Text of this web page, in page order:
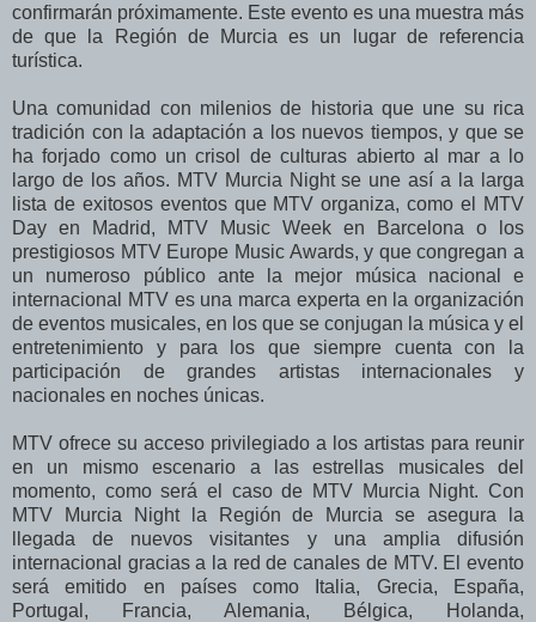
confirmarán próximamente. Este evento es una muestra más
de que la Región de Murcia es un lugar de referencia
turística.
Una comunidad con milenios de historia que une su rica
tradición con la adaptación a los nuevos tiempos, y que se
ha forjado como un crisol de culturas abierto al mar a lo
largo de los años. MTV Murcia Night se une así a la larga
lista de exitosos eventos que MTV organiza, como el MTV
Day en Madrid, MTV Music Week en Barcelona o los
prestigiosos MTV Europe Music Awards, y que congregan a
un numeroso público ante la mejor música nacional e
internacional MTV es una marca experta en la organización
de eventos musicales, en los que se conjugan la música y el
entretenimiento y para los que siempre cuenta con la
participación de grandes artistas internacionales y
nacionales en noches únicas.
MTV ofrece su acceso privilegiado a los artistas para reunir
en un mismo escenario a las estrellas musicales del
momento, como será el caso de MTV Murcia Night. Con
MTV Murcia Night la Región de Murcia se asegura la
llegada de nuevos visitantes y una amplia difusión
internacional gracias a la red de canales de MTV. El evento
será emitido en países como Italia, Grecia, España,
Portugal, Francia, Alemania, Bélgica, Holanda,